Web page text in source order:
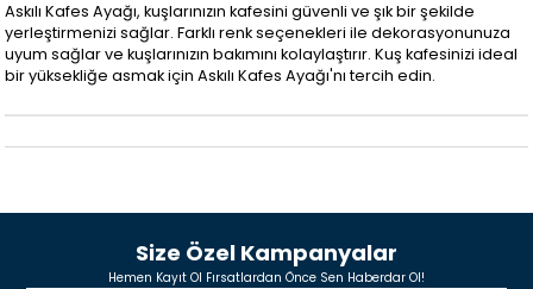
Askılı Kafes Ayağı, kuşlarınızın kafesini güvenli ve şık bir şekilde
yerleştirmenizi sağlar. Farklı renk seçenekleri ile dekorasyonunuza
uyum sağlar ve kuşlarınızın bakımını kolaylaştırır. Kuş kafesinizi ideal
bir yüksekliğe asmak için Askılı Kafes Ayağı'nı tercih edin.
Size Özel Kampanyalar
Hemen Kayıt Ol Fırsatlardan Önce Sen Haberdar Ol!